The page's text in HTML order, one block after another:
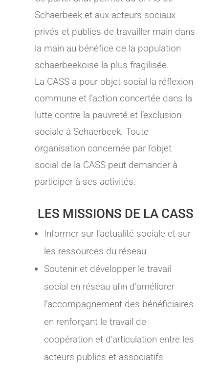
Schaerbeek et aux acteurs sociaux
privés et publics de travailler main dans
la main au bénéfice de la population
schaerbeekoise la plus fragilisée.
La CASS a pour objet social la réflexion
commune et l’action concertée dans la
lutte contre la pauvreté et l’exclusion
sociale à Schaerbeek. Toute
organisation concernée par l’objet
social de la CASS peut demander à
participer à ses activités.
LES MISSIONS DE LA CASS
Informer sur l’actualité sociale et sur
les ressources du réseau
Soutenir et développer le travail
social en réseau afin d’améliorer
l’accompagnement des bénéficiaires
en renforçant le travail de
coopération et d’articulation entre les
acteurs publics et associatifs